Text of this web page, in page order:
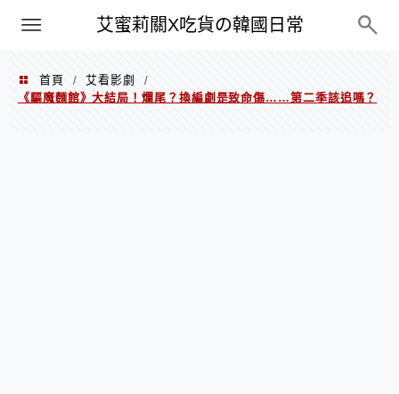
艾蜜莉關X吃貨の韓國日常
PXN
首頁 / 艾看影劇
/
《驅魔麵館》大結局！爛尾？換編劇是致命傷……第二季該追嗎？